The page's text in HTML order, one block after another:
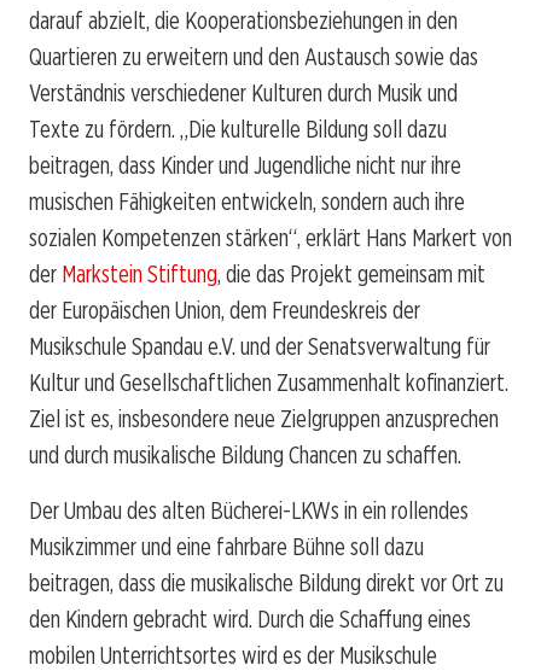
darauf abzielt, die Kooperationsbeziehungen in den
Quartieren zu erweitern und den Austausch sowie das
Verständnis verschiedener Kulturen durch Musik und
Texte zu fördern. „Die kulturelle Bildung soll dazu
beitragen, dass Kinder und Jugendliche nicht nur ihre
musischen Fähigkeiten entwickeln, sondern auch ihre
sozialen Kompetenzen stärken“, erklärt Hans Markert von
der Markstein Stiftung, die das Projekt gemeinsam mit
der Europäischen Union, dem Freundeskreis der
Musikschule Spandau e.V. und der Senatsverwaltung für
Kultur und Gesellschaftlichen Zusammenhalt kofinanziert.
Ziel ist es, insbesondere neue Zielgruppen anzusprechen
und durch musikalische Bildung Chancen zu schaffen.
Der Umbau des alten Bücherei-LKWs in ein rollendes
Musikzimmer und eine fahrbare Bühne soll dazu
beitragen, dass die musikalische Bildung direkt vor Ort zu
den Kindern gebracht wird. Durch die Schaffung eines
mobilen Unterrichtsortes wird es der Musikschule